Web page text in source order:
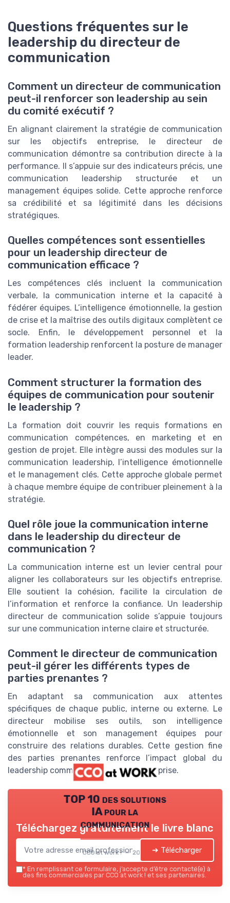
Questions fréquentes sur le
leadership du directeur de
communication
Comment un directeur de communication
peut-il renforcer son leadership au sein
du comité exécutif ?
En alignant clairement la stratégie de communication
sur les objectifs entreprise, le directeur de
communication démontre sa contribution directe à la
performance. Il s’appuie sur des indicateurs précis, une
communication leadership structurée et un
management équipes solide. Cette approche renforce
sa crédibilité et sa légitimité dans les décisions
stratégiques.
Quelles compétences sont essentielles
pour un leadership directeur de
communication efficace ?
Les compétences clés incluent la communication
verbale, la communication interne et la capacité à
fédérer équipes. L’intelligence émotionnelle, la gestion
de crise et la maîtrise des outils digitaux complètent ce
socle. Enfin, le développement personnel et la
formation leadership renforcent la posture de manager
leader.
Comment structurer la formation des
équipes de communication pour soutenir
le leadership ?
La formation doit couvrir les requis formations en
communication compétences, en marketing et en
gestion de projet. Elle intègre aussi des modules sur la
communication leadership, l’intelligence émotionnelle
et le management clés. Cette approche globale permet
à chaque membre équipe de contribuer pleinement à la
stratégie.
Quel rôle joue la communication interne
dans le leadership du directeur de
communication ?
La communication interne est un levier central pour
aligner les collaborateurs sur les objectifs entreprise.
Elle soutient la cohésion, facilite la circulation de
l’information et renforce la confiance. Un leadership
directeur de communication solide s’appuie toujours
sur une communication interne claire et structurée.
Comment le directeur de communication
peut-il gérer les différents types de
parties prenantes ?
En adaptant sa communication aux attentes
spécifiques de chaque public, interne ou externe. Le
directeur mobilise ses outils, son intelligence
émotionnelle et son management équipes pour
construire des relations durables. Cette gestion fine
des parties prenantes renforce l’impact global du
leadership communication dans l’entreprise.
TOP 10 des solutions
IA pour la
communication
CCO at work ! — 2026
Téléchargez gratuitement le livre blanc
➔ Télécharger
* En remplissant ce formulaire, j’accepte d’être contacté(e) à
des fins commerciales par CCO at work ! et ses partenaires.